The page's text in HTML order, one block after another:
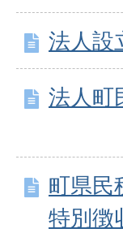
法人設
法人町
町県民
特別徴